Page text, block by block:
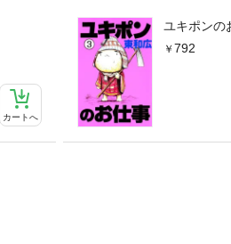
カートへ
ユキポンの
792